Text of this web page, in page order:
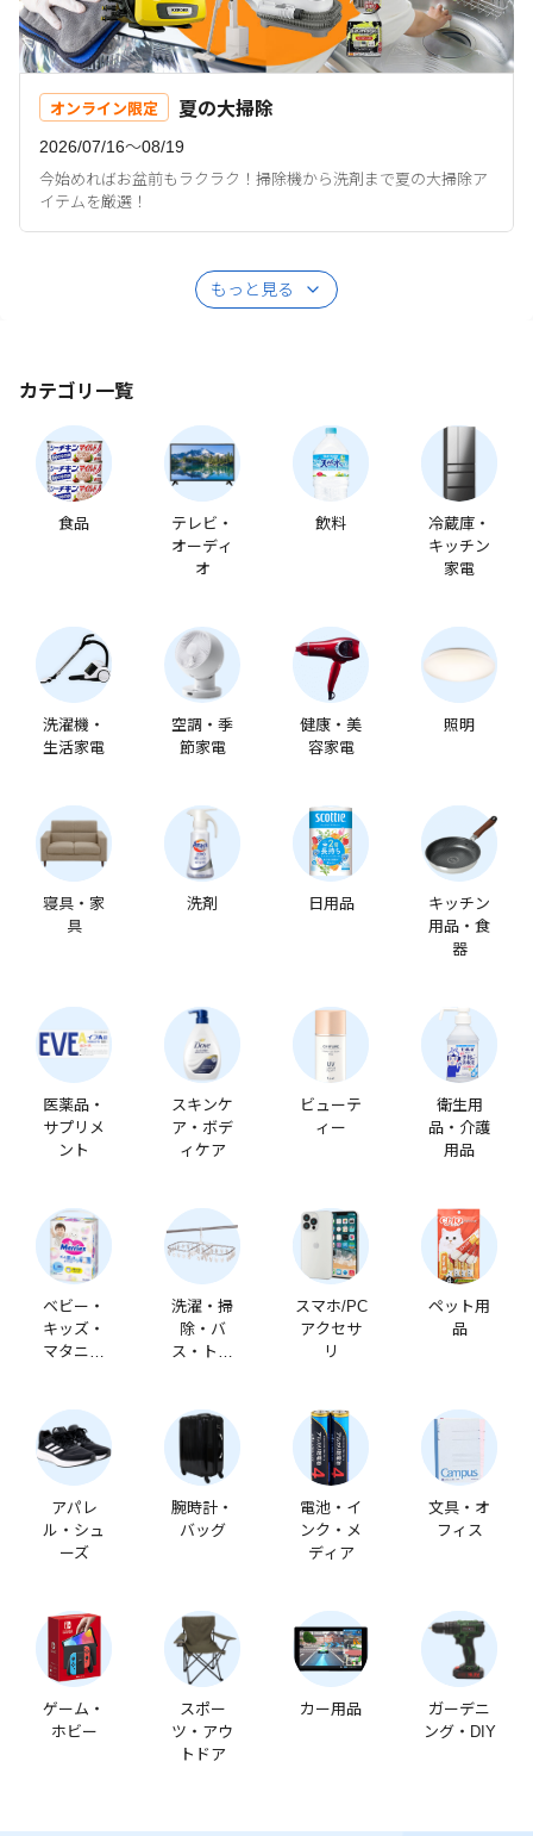
オンライン限定 夏の大掃除
2026/07/16〜08/19
今始めればお盆前もラクラク！掃除機から洗剤まで夏の大掃除ア
イテムを厳選！
もっと見る
カテゴリ一覧
食品
テレビ・
オーディ
オ
飲料
冷蔵庫・
キッチン
家電
洗濯機・
生活家電
空調・季
節家電
健康・美
容家電
照明
寝具・家
具
洗剤 日用品
キッチン
用品・食
器
医薬品・
サプリメ
ント
スキンケ
ア・ボデ
ィケア
ビューテ
ィー
衛生用
品・介護
用品
ベビー・
キッズ・
マタニテ
洗濯・掃
除・バ
ス・トイ
スマホ/PC
アクセサ
リ
ペット用
品
アパレ
ル・シュ
ーズ
腕時計・
バッグ
電池・イ
ンク・メ
ディア
文具・オ
フィス
ゲーム・
ホビー
スポー
ツ・アウ
トドア
カー用品
ガーデニ
ング・DIY